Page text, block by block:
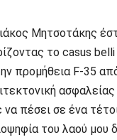
Μητσοτάκης
το casus belli
προμήθεια F-35
πέσει σε ένα
του λαού μου